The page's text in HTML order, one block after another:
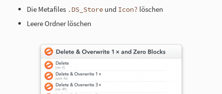
Die Metafiles .DS_Store und Icon? löschen
Leere Ordner löschen